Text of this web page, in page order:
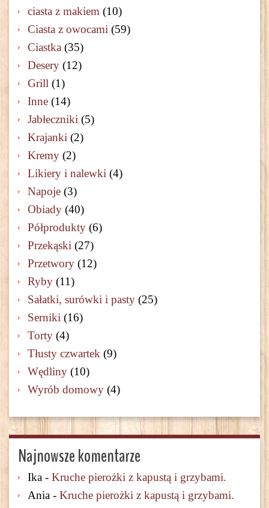
ciasta z makiem (10)
Ciasta z owocami (59)
Ciastka (35)
Desery (12)
Grill (1)
Inne (14)
Jabłeczniki (5)
Krajanki (2)
Kremy (2)
Likiery i nalewki (4)
Napoje (3)
Obiady (40)
Półprodukty (6)
Przekąski (27)
Przetwory (12)
Ryby (11)
Sałatki, surówki i pasty (25)
Serniki (16)
Torty (4)
Tłusty czwartek (9)
Wędliny (10)
Wyrób domowy (4)
Najnowsze komentarze
Ika - Kruche pierożki z kapustą i grzybami.
Ania - Kruche pierożki z kapustą i grzybami.